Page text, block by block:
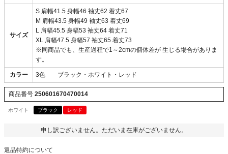
サイズ
S 肩幅41.5 身幅46 袖丈62 着丈67
M 肩幅43.5 身幅49 袖丈63 着丈69
L 肩幅45.5 身幅53 袖丈64 着丈71
XL 肩幅47.5 身幅57 袖丈65 着丈73
※同商品でも、生産過程で1～2cmの個体差が 生じる場合がありま
す。
カラー 3色 ブラック・ホワイト・レッド
商品番号 250601670470014
ホワイト ブラック レッド
申し訳ございません。ただいま在庫がございません。
返品特約について